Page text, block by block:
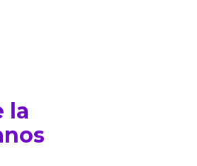
la